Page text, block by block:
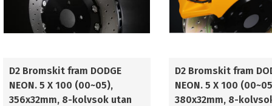
D2 Bromskit fram DODGE
NEON. 5 X 100 (00~05),
356x32mm, 8-kolvsok utan
D2 Bromskit fram
NEON. 5 X 100
380x32mm, 8-